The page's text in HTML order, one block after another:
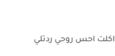
احس روحي ردتلي